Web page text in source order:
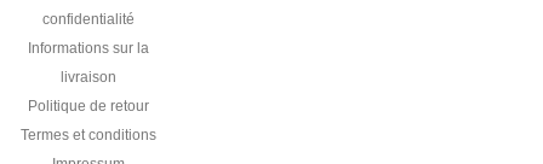
confidentialité
Informations sur la
livraison
Politique de retour
Termes et conditions